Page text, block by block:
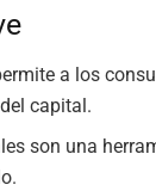
a los
capital.
son una